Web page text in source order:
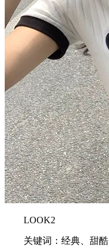
LOOK2
关键词：经典、甜酷